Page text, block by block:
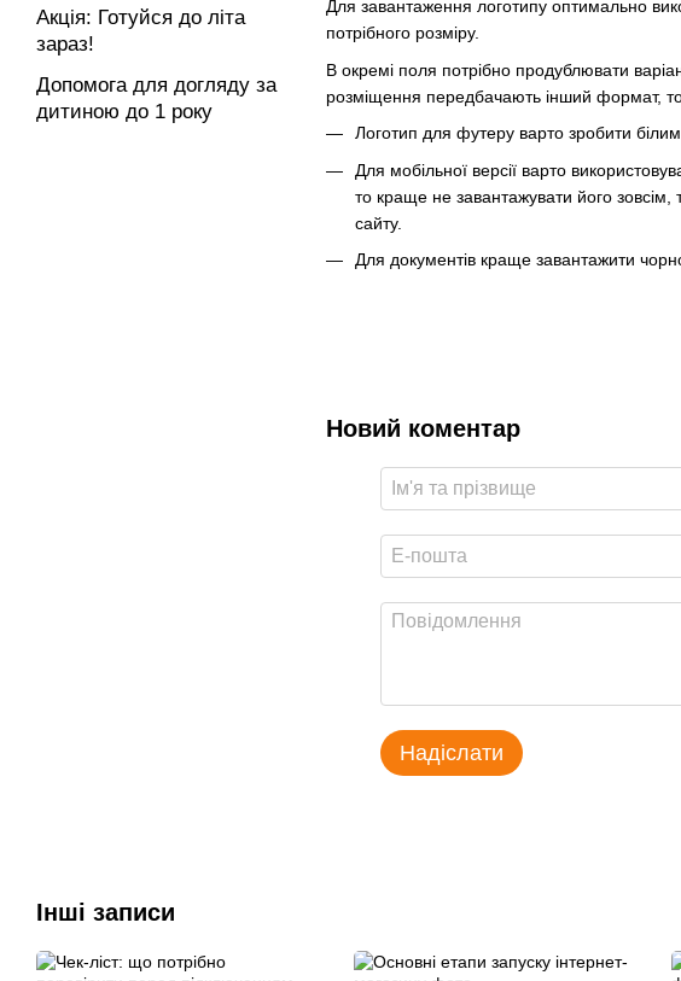
Для завантаження логотипу оптимально
потрібного розміру.
В окремі поля потрібно продублювати
розміщення передбачають інший формат,
Логотип для футеру варто зробити
Для мобільної версії варто
то краще не завантажувати його
сайту.
Для документів краще завантажити
Новий коментар
Надіслати
Акція: Готуйся до літа
зараз!
Допомога для догляду за
дитиною до 1 року
Інші записи